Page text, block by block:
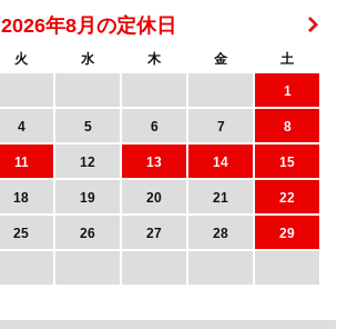
2026年8月の定休日
火 水 木 金
土
1
4 5 6 7
8
11 12 13 14
15
18 19 20 21
22
25 26 27 28
29